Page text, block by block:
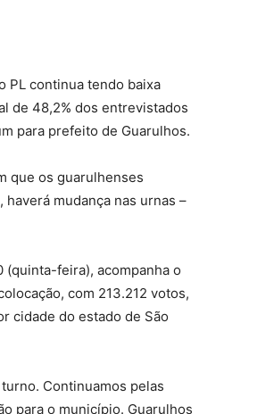
PL continua tendo baixa
de 48,2% dos entrevistados
para prefeito de Guarulhos.
que os guarulhenses
mudança nas urnas –
(quinta-feira), acompanha o
com 213.212 votos,
cidade do estado de São
Continuamos pelas
para o município. Guarulhos